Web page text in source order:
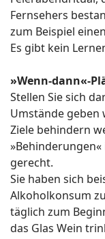
Fernsehers
zum Beispiel
Es gibt kein
»Wenn-dann«-
Stellen Sie sich
Umstände geben
Ziele behindern
»Behinderungen«
gerecht.
Sie haben sich
Alkoholkonsum
täglich zum
das Glas Wein